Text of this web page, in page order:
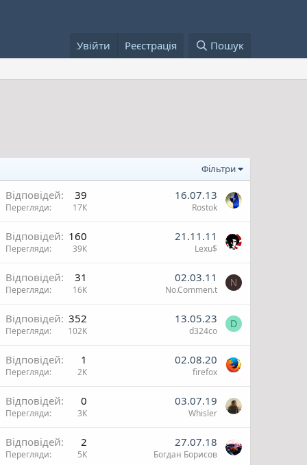
Увійти Реєстрація Пошук
Фільтри
Відповідей 39
Перегляди 17К
16.07.13
Rostok
Відповідей 160
Перегляди 39К
21.11.11
Lexu$
Відповідей 31
Перегляди 16К
02.03.11
No.Commen.t
N
Відповідей 352
Перегляди 102К
13.05.23
d324co
D
Відповідей 1
Перегляди 2К
02.08.20
firefox
Відповідей 0
Перегляди 3К
03.07.19
Whisler
Відповідей 2
Перегляди 5К
27.07.18
Богдан Борисов